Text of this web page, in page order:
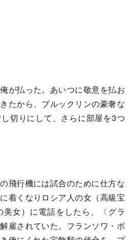
が払った。あいつに敬意を払お
たから、ブルックリンの豪奢な
切りにして、さらに部屋を3つ
飛行機には試合のために仕方な
着くなりロシア人の女（高級宝
女）に電話をしたら、〈グラ
雇されていた。フランソワ・ボ